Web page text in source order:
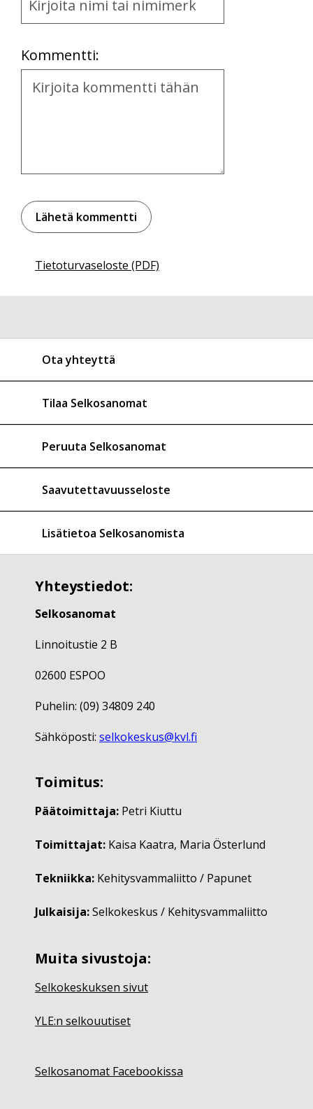
and
Kommentti:
Kommentti
Tietoturvaseloste (PDF)
Ota yhteyttä
Tilaa Selkosanomat
Peruuta Selkosanomat
Saavutettavuusseloste
Lisätietoa Selkosanomista
Yhteystiedot:
Selkosanomat
Linnoitustie 2 B
02600 ESPOO
Puhelin: (09) 34809 240
Sähköposti: selkokeskus@kvl.fi
Toimitus:
Päätoimittaja: Petri Kiuttu
Toimittajat: Kaisa Kaatra, Maria Österlund
Tekniikka: Kehitysvammaliitto / Papunet
Julkaisija:Selkokeskus / Kehitysvammaliitto
Muita sivustoja:
Selkokeskuksen sivut
YLE:n selkouutiset
Selkosanomat Facebookissa